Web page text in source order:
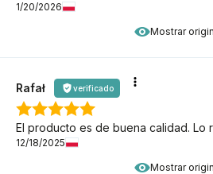
Mostrar
1/20/2026
Mostrar
Rafał verificado
El producto es de buena calidad. Lo
12/18/2025